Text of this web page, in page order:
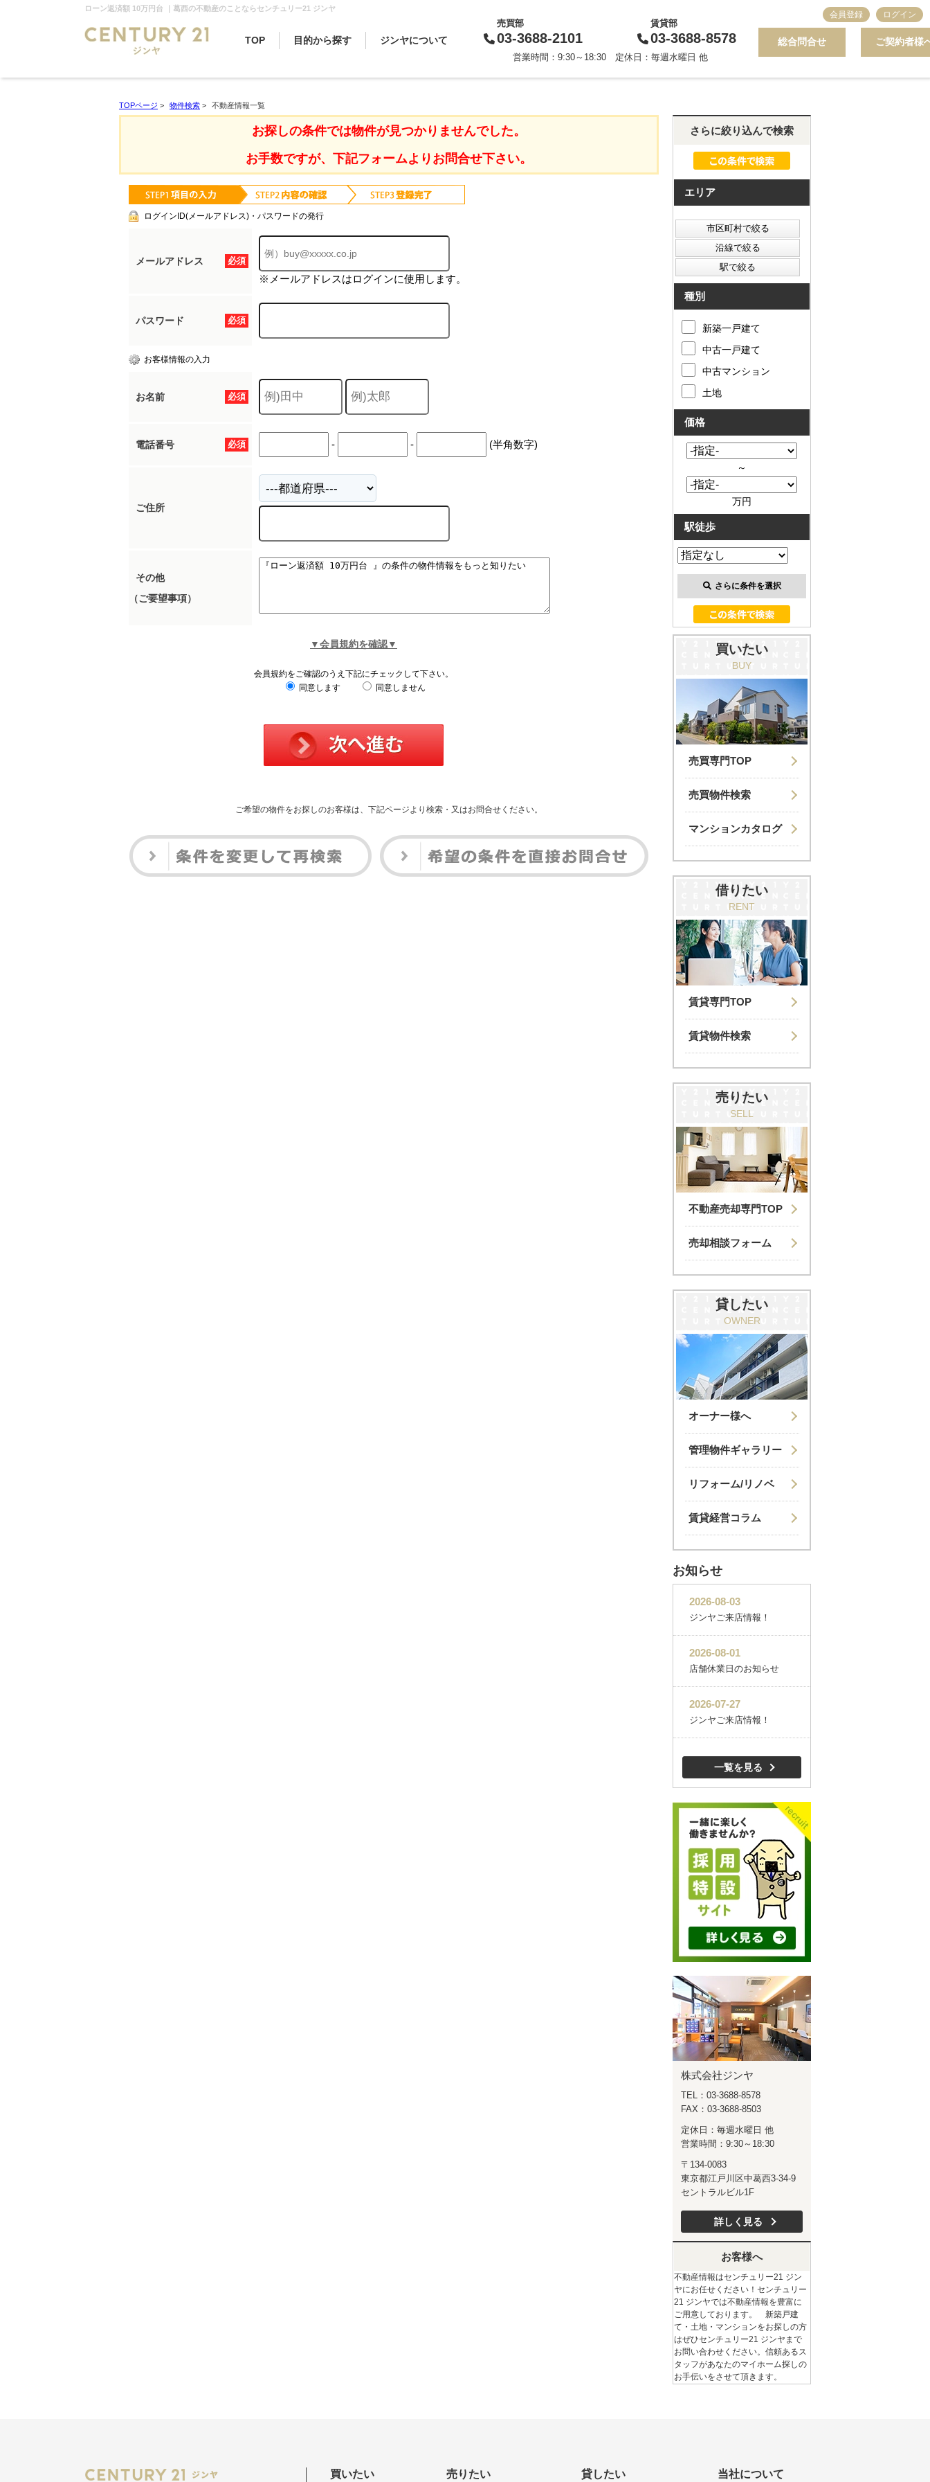
ローン返済額 10万円台 ｜葛西の不動産のことならセンチュリー21 ジンヤ
TOP 目的から探す ジンヤについて
売買部
03-3688-2101
賃貸部
03-3688-8578
営業時間：9:30～18:30 定休日：毎週水曜日 他
総合問合せ ご契約者様
会員登録 ログイン
TOPページ > 物件検索 > 不動産情報一覧
お探しの条件では物件が見つかりませんでした。
お手数ですが、下記フォームよりお問合せ下さい。
ログインID(メールアドレス)・パスワードの発行
必須
メールアドレス
※メールアドレスはログインに使用します。
必須
パスワード
お客様情報の入力
必須
お名前
必須
電話番号 - - (半角数字)
ご住所
その他
（ご要望事項）
▼会員規約を確認▼
会員規約をご確認のうえ下記にチェックして下さい。
同意します
同意しません
ご希望の物件をお探しのお客様は、下記ページより検索・又はお問合せください。
さらに絞り込んで検索
エリア
種別
新築一戸建て
中古一戸建て
中古マンション
土地
価格
～
万円
駅徒歩
さらに条件を選択
買いたい
BUY
売買専門TOP
売買物件検索
マンションカタログ
借りたい
RENT
賃貸専門TOP
賃貸物件検索
売りたい
SELL
不動産売却専門TOP
売却相談フォーム
貸したい
OWNER
オーナー様へ
管理物件ギャラリー
リフォーム/リノベ
賃貸経営コラム
お知らせ
一覧を見る
株式会社ジンヤ
TEL：03-3688-8578
FAX：03-3688-8503
定休日：毎週水曜日 他
営業時間：9:30～18:30
〒134-0083
東京都江戸川区中葛西3-34-9
セントラルビル1F
詳しく見る
お客様へ
不動産情報はセンチュリー21 ジン
ヤにお任せください！センチュリー
21 ジンヤでは不動産情報を豊富に
ご用意しております。 新築戸建
て・土地・マンションをお探しの方
はぜひセンチュリー21 ジンヤまで
お問い合わせください。信頼あるス
タッフがあなたのマイホーム探しの
お手伝いをさせて頂きます。
買いたい 売りたい 貸したい 当社について